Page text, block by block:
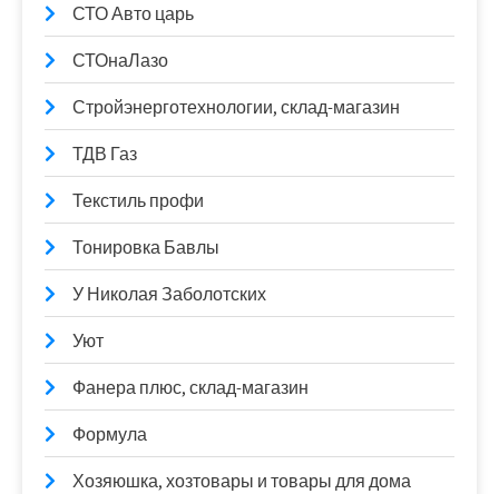
СТО Авто царь
СТОнаЛазо
Стройэнерготехнологии, склад-магазин
ТДВ Газ
Текстиль профи
Тонировка Бавлы
У Николая Заболотских
Уют
Фанера плюс, склад-магазин
Формула
Хозяюшка, хозтовары и товары для дома